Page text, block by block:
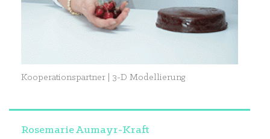
Kooperationspartner | 3-D Modellierung
Rosemarie Aumayr-Kraft